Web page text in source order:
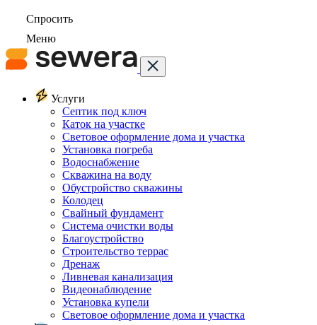
Спросить
Меню
Услуги
Септик под ключ
Каток на участке
Световое оформление дома и участка
Установка погреба
Водоснабжение
Скважина на воду
Обустройство скважины
Колодец
Свайный фундамент
Система очистки воды
Благоустройство
Строительство террас
Дренаж
Ливневая канализация
Видеонаблюдение
Установка купели
Световое оформление дома и участка